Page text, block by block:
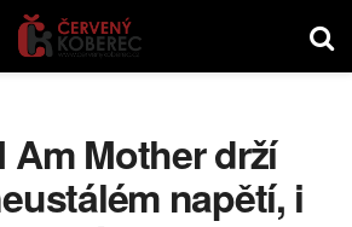
Am Mother drží
napětí, i